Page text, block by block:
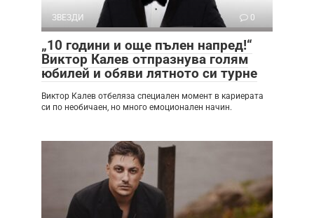
ЗВЕЗДИ 0
„10 години и още пълен напред!“
Виктор Калев отпразнува голям
юбилей и обяви лятното си турне
Виктор Калев отбеляза специален момент в кариерата
си по необичаен, но много емоционален начин.